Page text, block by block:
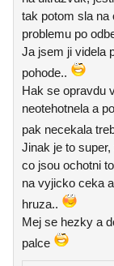
tak potom sla na
problemu po
Ja jsem ji videla
pohode..
Hak se opravdu
neotehotnela a
pak necekala
Jinak je to
co jsou ochotni
na vyjicko ceka
hruza..
Mej se hezky a
palce